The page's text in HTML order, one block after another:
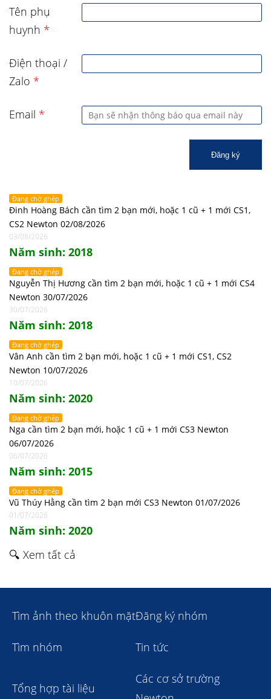
Tên phụ
huynh *
Điện thoại /
Zalo *
Email *
Đăng ký
Đang chờ ghép
Đinh Hoàng Bách cần tìm 2 bạn mới, hoặc 1 cũ + 1 mới CS1,
CS2 Newton 02/08/2026
03/08/2026
Năm sinh: 2018
Đang chờ ghép
Nguyễn Thị Hương cần tìm 2 bạn mới, hoặc 1 cũ + 1 mới CS4
Newton 30/07/2026
30/07/2026
Năm sinh: 2018
Đang chờ ghép
Vân Anh cần tìm 2 bạn mới, hoặc 1 cũ + 1 mới CS1, CS2
Newton 10/07/2026
10/07/2026
Năm sinh: 2020
Đang chờ ghép
Nga cần tìm 2 bạn mới, hoặc 1 cũ + 1 mới CS3 Newton
06/07/2026
06/07/2026
Năm sinh: 2015
Đang chờ ghép
Vũ Thúy Hằng cần tìm 2 bạn mới CS3 Newton 01/07/2026
01/07/2026
Năm sinh: 2020
🔍 Xem tất cả
Tìm ảnh theo khuôn mặtĐăng ký nhóm
Tìm nhóm Tin tức
Tổng hợp tài liệu
Các cơ sở trường